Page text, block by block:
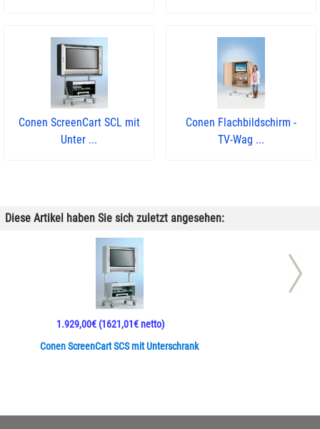
Conen ScreenCart SCL mit
Unter ...
Conen Flachbildschirm -
TV-Wag ...
Diese Artikel haben Sie sich zuletzt angesehen:
Conen ScreenCart SCS mit Unterschrank
1.929,00€(1621,01€ netto)